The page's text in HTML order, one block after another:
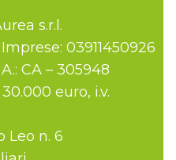
s.r.l.
03911450926
CA – 305948
euro, i.v.
Leo n. 6